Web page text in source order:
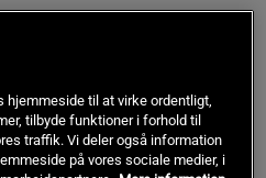
hjemmeside til at virke ordentligt,
tilbyde funktioner i forhold til
traffik. Vi deler også information
på vores sociale medier, i